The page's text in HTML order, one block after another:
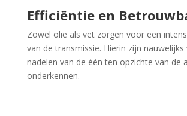
Efficiëntie en
Zowel olie als vet zorgen voor een
van de transmissie. Hierin zijn
nadelen van de één ten opzichte van de
onderkennen.